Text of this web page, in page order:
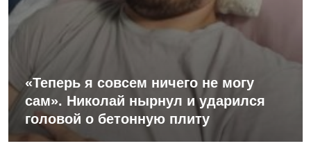
«Теперь я совсем ничего не могу
сам». Николай нырнул и ударился
головой о бетонную плиту